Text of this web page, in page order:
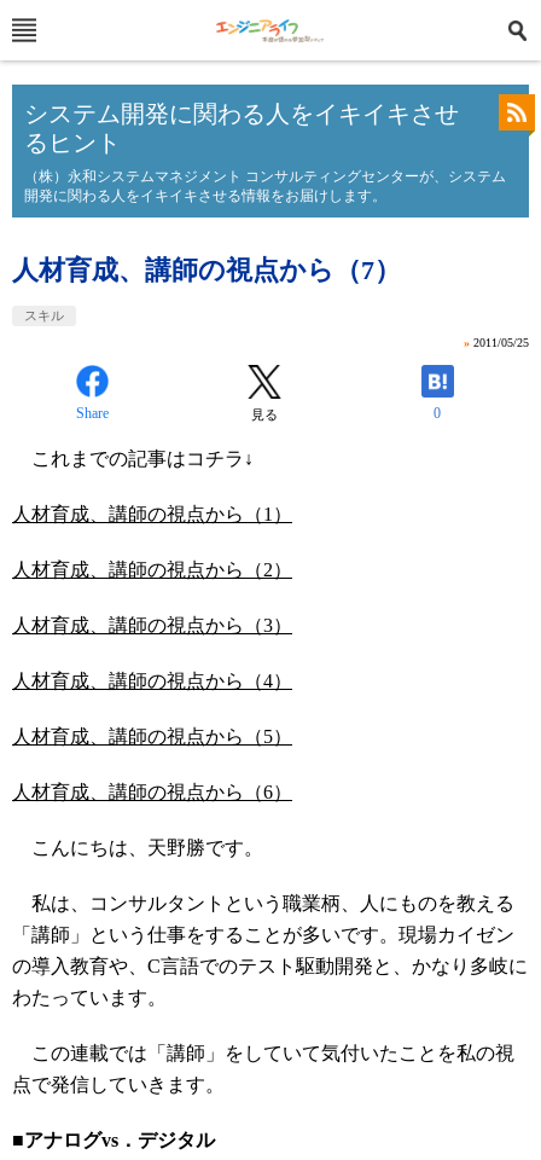
システム開発に関わる人をイキイキさせ
るヒント
（株）永和システムマネジメント コンサルティングセンターが、システム
開発に関わる人をイキイキさせる情報をお届けします。
人材育成、講師の視点から（7）
スキル
» 2011/05/25
Share 見る 0
これまでの記事はコチラ↓
人材育成、講師の視点から（1）
人材育成、講師の視点から（2）
人材育成、講師の視点から（3）
人材育成、講師の視点から（4）
人材育成、講師の視点から（5）
人材育成、講師の視点から（6）
こんにちは、天野勝です。
私は、コンサルタントという職業柄、人にものを教える
「講師」という仕事をすることが多いです。現場カイゼン
の導入教育や、C言語でのテスト駆動開発と、かなり多岐に
わたっています。
この連載では「講師」をしていて気付いたことを私の視
点で発信していきます。
■アナログvs．デジタル